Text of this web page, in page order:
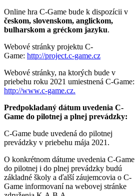
Online hra C-Game bude k dispozícii v
českom, slovenskom, anglickom,
bulharskom a gréckom jazyku.
Webové stránky projektu C-
Game: http://project.c-game.cz
Webové stránky, na ktorých bude v
priebehu roku 2021 umiestnená C-Game:
http://www.c-game.cz.
Predpokladaný dátum uvedenia C-
Game do pilotnej a plnej prevádzky:
C-Game bude uvedená do pilotnej
prevádzky v priebehu mája 2021.
O konkrétnom dátume uvedenia C-Game
do pilotnej i do plnej prevádzky budú
základné školy a ďalší záujemcovia o C-
Game informovaní na webovej stránke